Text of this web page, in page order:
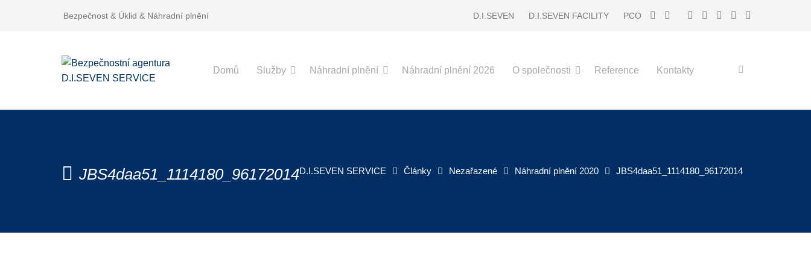
Bezpečnost & Úklid & Náhradní plnění D.I.SEVEN D.I.SEVEN FACILITY PCO
Domů Služby Náhradní plnění Náhradní plnění 2026 O společnosti Reference Kontakty
JBS4daa51_1114180_96172014D.I.SEVEN SERVICE Články Nezařazené Náhradní plnění 2020 JBS4daa51_1114180_96172014